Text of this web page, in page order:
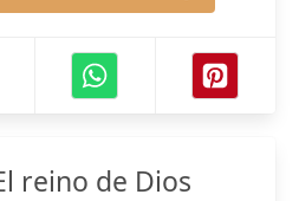
reino de Dios